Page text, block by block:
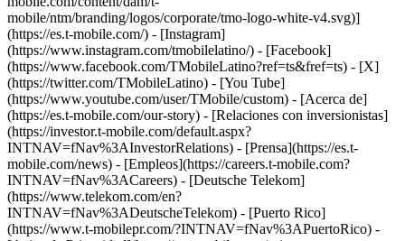
mobile/ntm/branding/logos/corporate/tmo-logo-white-v4.svg)]
(https://es.t-mobile.com/) - [Instagram]
(https://www.instagram.com/tmobilelatino/) - [Facebook]
(https://www.facebook.com/TMobileLatino?ref=ts&fref=ts) - [X]
(https://twitter.com/TMobileLatino) - [You Tube]
(https://www.youtube.com/user/TMobile/custom) - [Acerca de]
(https://es.t-mobile.com/our-story) - [Relaciones con inversionistas]
(https://investor.t-mobile.com/default.aspx?
INTNAV=fNav%3AInvestorRelations) - [Prensa](https://es.t-
mobile.com/news) - [Empleos](https://careers.t-mobile.com?
INTNAV=fNav%3ACareers) - [Deutsche Telekom]
(https://www.telekom.com/en?
INTNAV=fNav%3ADeutscheTelekom) - [Puerto Rico]
(https://www.t-mobilepr.com/?INTNAV=fNav%3APuertoRico) -